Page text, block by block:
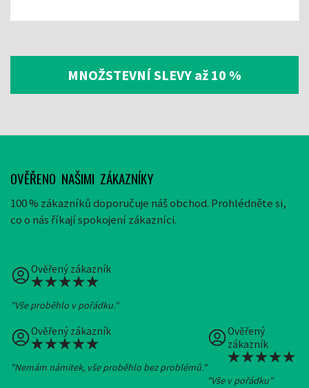
MNOŽSTEVNÍ SLEVY až 10 %
OVĚŘENO NAŠIMI ZÁKAZNÍKY
100 % zákazníků doporučuje náš obchod. Prohlédněte si,
co o nás říkají spokojení zákazníci.
Ověřený zákazník
"Vše proběhlo v pořádku."
Ověřený zákazník
"Nemám námitek, vše proběhlo bez problémů."
Ověřený
zákazník
"Vše v pořádku"